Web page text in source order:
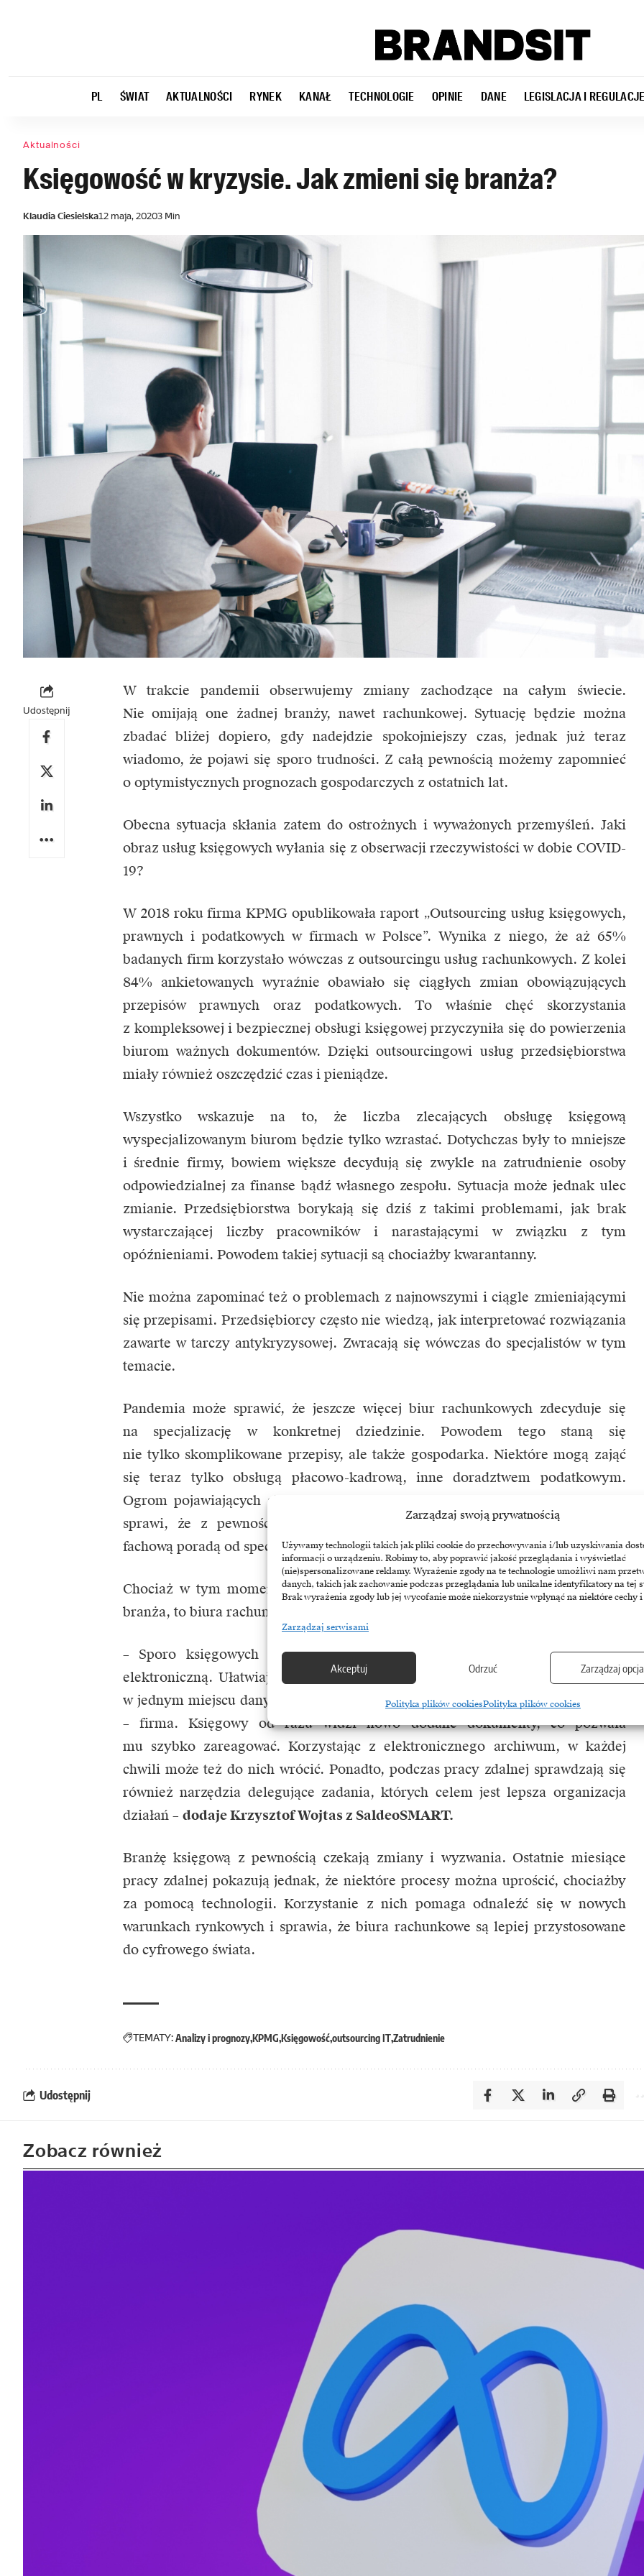
Zarządzaj swoją prywatnością
Używamy technologii takich jak pliki cookie do przechowywania i/lub uzyskiwania
informacji o urządzeniu. Robimy to, aby poprawić jakość przeglądania i wyświetlać
(nie)spersonalizowane reklamy. Wyrażenie zgody na te technologie umożliwi nam
danych, takich jak zachowanie podczas przeglądania lub unikalne identyfikatory na tej
Brak wyrażenia zgody lub jej wycofanie może niekorzystnie wpłynąć na niektóre cechy
Zarządzaj serwisami
Akceptuj Odrzuć Zarządzaj
Polityka plików cookiesPolityka plików cookies
PL ŚWIAT AKTUALNOŚCI RYNEK KANAŁ TECHNOLOGIE OPINIE DANE LEGISLACJA I
Aktualności
Księgowość w kryzysie. Jak zmieni się branża?
Klaudia Ciesielska12 maja, 20203 Min
Udostępnij
W trakcie pandemii obserwujemy zmiany zachodzące na całym świecie.
Nie omijają one żadnej branży, nawet rachunkowej. Sytuację będzie można
zbadać bliżej dopiero, gdy nadejdzie spokojniejszy czas, jednak już teraz
wiadomo, że pojawi się sporo trudności. Z całą pewnością możemy zapomnieć
o optymistycznych prognozach gospodarczych z ostatnich lat.
Obecna sytuacja skłania zatem do ostrożnych i wyważonych przemyśleń. Jaki
obraz usług księgowych wyłania się z obserwacji rzeczywistości w dobie COVID-
19?
W 2018 roku firma KPMG opublikowała raport „Outsourcing usług księgowych,
prawnych i podatkowych w firmach w Polsce”. Wynika z niego, że aż 65%
badanych firm korzystało wówczas z outsourcingu usług rachunkowych. Z kolei
84% ankietowanych wyraźnie obawiało się ciągłych zmian obowiązujących
przepisów prawnych oraz podatkowych. To właśnie chęć skorzystania
z kompleksowej i bezpiecznej obsługi księgowej przyczyniła się do powierzenia
biurom ważnych dokumentów. Dzięki outsourcingowi usług przedsiębiorstwa
miały również oszczędzić czas i pieniądze.
Wszystko wskazuje na to, że liczba zlecających obsługę księgową
wyspecjalizowanym biurom będzie tylko wzrastać. Dotychczas były to mniejsze
i średnie firmy, bowiem większe decydują się zwykle na zatrudnienie osoby
odpowiedzialnej za finanse bądź własnego zespołu. Sytuacja może jednak ulec
zmianie. Przedsiębiorstwa borykają się dziś z takimi problemami, jak brak
wystarczającej liczby pracowników i narastającymi w związku z tym
opóźnieniami. Powodem takiej sytuacji są chociażby kwarantanny.
Nie można zapominać też o problemach z najnowszymi i ciągle zmieniającymi
się przepisami. Przedsiębiorcy często nie wiedzą, jak interpretować rozwiązania
zawarte w tarczy antykryzysowej. Zwracają się wówczas do specjalistów w tym
temacie.
Pandemia może sprawić, że jeszcze więcej biur rachunkowych zdecyduje się
na specjalizację w konkretnej dziedzinie. Powodem tego staną się
nie tylko skomplikowane przepisy, ale także gospodarka. Niektóre mogą zająć
się teraz tylko obsługą płacowo-kadrową, inne doradztwem podatkowym.
Ogrom pojawiających się wątpliwości z nowelizacjami ustaw oraz przepisami
sprawi, że z pewnością wzrośnie liczba przedsiębiorców zainteresowanych
fachową poradą od specjalisty.
Chociaż w tym momencie dopiero kształtuje się kierunek, w którym podąży
branża, to biura rachunkowe nie zapominają o nowoczesnych rozwiązaniach.
– Sporo księgowych otrzymuje już ważne dokumenty od klientów drogą
elektroniczną. Ułatwiają to specjalne programy pozwalające na zgromadzenie
w jednym miejscu danych oraz dające możliwość komunikacji na linii księgowy
– firma. Księgowy od razu widzi nowo dodane dokumenty, co pozwala
mu szybko zareagować. Korzystając z elektronicznego archiwum, w każdej
chwili może też do nich wrócić. Ponadto, podczas pracy zdalnej sprawdzają się
również narzędzia delegujące zadania, których celem jest lepsza organizacja
działań – dodaje Krzysztof Wojtas z SaldeoSMART.
Branżę księgową z pewnością czekają zmiany i wyzwania. Ostatnie miesiące
pracy zdalnej pokazują jednak, że niektóre procesy można uprościć, chociażby
za pomocą technologii. Korzystanie z nich pomaga odnaleźć się w nowych
warunkach rynkowych i sprawia, że biura rachunkowe są lepiej przystosowane
do cyfrowego świata.
TEMATY:Analizy i prognozyKPMG Księgowośćoutsourcing ITZatrudnienie
Udostępnij
Zobacz również